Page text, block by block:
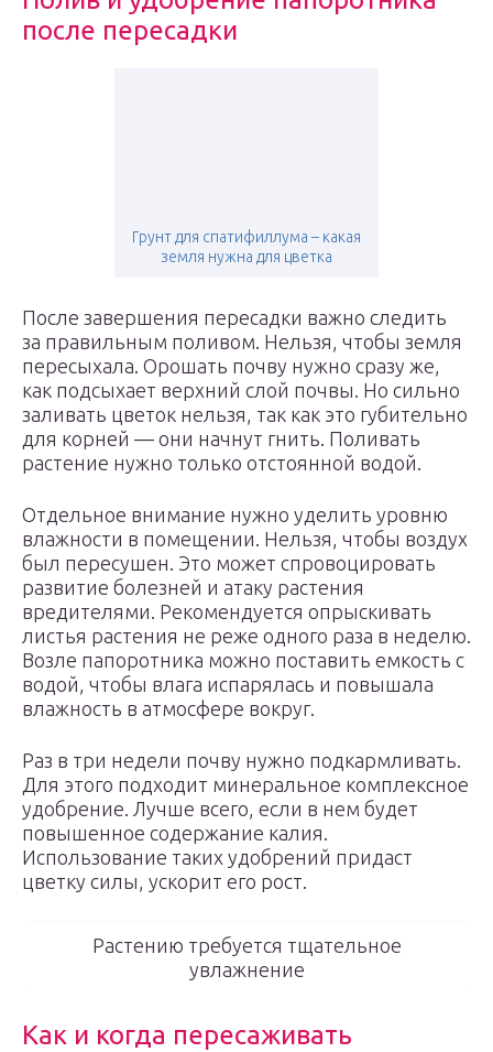
после пересадки
Грунт для спатифиллума – какая
земля нужна для цветка
После завершения пересадки важно следить
за правильным поливом. Нельзя, чтобы земля
пересыхала. Орошать почву нужно сразу же,
как подсыхает верхний слой почвы. Но сильно
заливать цветок нельзя, так как это губительно
для корней — они начнут гнить. Поливать
растение нужно только отстоянной водой.
Отдельное внимание нужно уделить уровню
влажности в помещении. Нельзя, чтобы воздух
был пересушен. Это может спровоцировать
развитие болезней и атаку растения
вредителями. Рекомендуется опрыскивать
листья растения не реже одного раза в неделю.
Возле папоротника можно поставить емкость с
водой, чтобы влага испарялась и повышала
влажность в атмосфере вокруг.
Раз в три недели почву нужно подкармливать.
Для этого подходит минеральное комплексное
удобрение. Лучше всего, если в нем будет
повышенное содержание калия.
Использование таких удобрений придаст
цветку силы, ускорит его рост.
Растению требуется тщательное
увлажнение
Как и когда пересаживать